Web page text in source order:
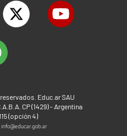
Educ.ar SAU
CP (1429) - Argentina
(opción 4)
info@educar.gob.ar